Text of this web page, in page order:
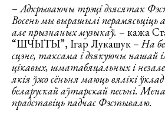
–Адкрываючы трэці дзясятак
Восень мы вырашылі
але прызнаных музыкаў. – кажа
“ШЧЫТЫ”, Ігар Лукашук –На
сцэне, таксама і дзякуючы нашай
цікавых, шматабяцальных і
якія ўжо сёньня маюць вялікі ўклад
беларускай аўтарскай песьні.
прадставіць падчас Фэстывалю.